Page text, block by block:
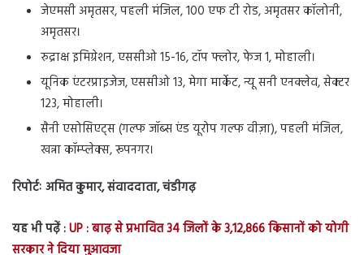
जेएमसी अमृतसर, पहली मंजिल, 100 एफ टी रोड, अमृतसर कॉलोनी,
अमृतसर।
रुद्राक्ष इमिग्रेशन, एससीओ 15-16, टॉप फ्लोर, फेज 1, मोहाली।
यूनिक एंटरप्राइजेज, एससीओ 13, मेगा मार्केट, न्यू सनी एनक्लेव, सेक्टर
123, मोहाली।
सैनी एसोसिएट्स (गल्फ जॉब्स एंड यूरोप गल्फ वीज़ा), पहली मंजिल,
खन्ना कॉम्प्लेक्स, रूपनगर।
रिपोर्टः अमित कुमार, संवाददाता, चंडीगढ़
यह भी पढ़ें :UP : बाढ़ से प्रभावित 34 जिलों के 3,12,866 किसानों को योगी
सरकार ने दिया मुआवजा